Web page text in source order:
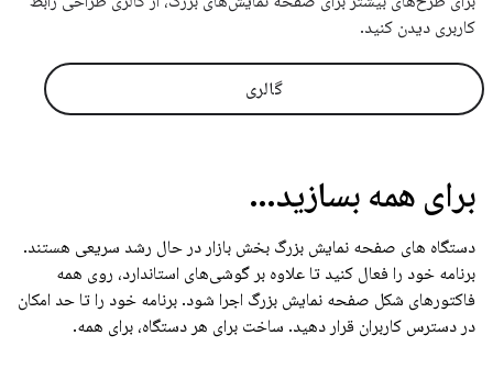
کاربری دیدن کنید.
گالری
برای همه بسازید…
دستگاه های صفحه نمایش بزرگ بخش بازار در حال رشد سریعی هستند.
برنامه خود را فعال کنید تا علاوه بر گوشی‌های استاندارد، روی همه
فاکتورهای شکل صفحه نمایش بزرگ اجرا شود. برنامه خود را تا حد امکان
در دسترس کاربران قرار دهید. ساخت برای هر دستگاه، برای همه.